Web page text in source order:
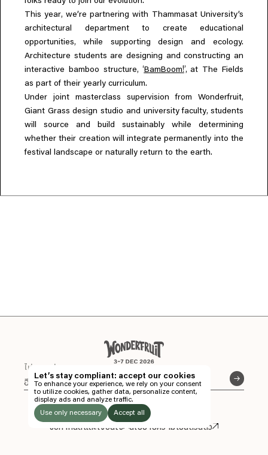
TH
EN
TH
ซื้อบัตร
ติดตามเราได้ทาง
This year, we’re partnering with Thammasat University’s
architectural department to create educational
opportunities,
while supporting design and ecology.
Architecture students are designing and constructing an
interactive bamboo structure, ‘BamBoom!’,at The Fields
as part of their yearly curriculum.
Under joint masterclass supervision from Wonderfruit,
Giant Grass design studio and university faculty,students
will source and build sustainably while determining
whether their creation will integrate permanently into the
festival landscape or naturally return to the earth.
ไม่พลาดข่าวสารจากเรา
ติดตามเราได้ทาง
InstagramFacebook
THE FIELDS AT SIAM COUNTRY CLUB.
ชลบุรี ประเทศไทย
ข้อกำหนดและเงื่อนไข นโยบายความเป็นส่วนตัว
Let’s stay compliant: accept our cookies
To enhance your experience, we rely on your consent
to utilize cookies, gather data, personalize content,
display ads and analyze traffic.
Use only necessary
Accept all